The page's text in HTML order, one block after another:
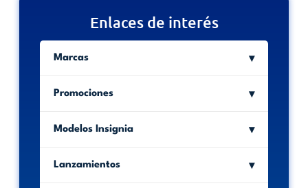
Enlaces de interés
Marcas
Promociones
Modelos Insignia
Lanzamientos